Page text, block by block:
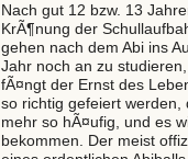
Nach gut 12 bzw. 13
KrÃ¶nung der
gehen nach dem Abi ins
Jahr noch an zu
fÃ¤ngt der Ernst des
so richtig gefeiert
mehr so hÃ¤ufig, und es
bekommen. Der meist